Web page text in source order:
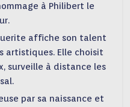
à Philibert le
affiche son talent
artistiques. Elle choisit
surveille à distance les
par sa naissance et